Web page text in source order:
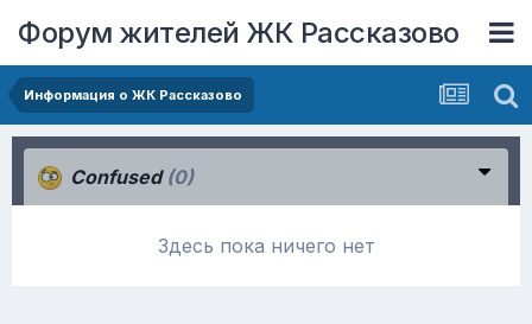
Форум жителей ЖК Рассказово
Информация о ЖК Рассказово
Confused (0)
Здесь пока ничего нет